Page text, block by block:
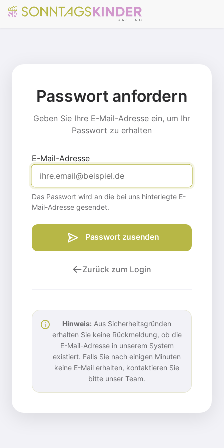
Passwort anfordern
Geben Sie Ihre E-Mail-Adresse ein, um Ihr
Passwort zu erhalten
E-Mail-Adresse
Das Passwort wird an die bei uns hinterlegte E-
Mail-Adresse gesendet.
Passwort zusenden
Zurück zum Login
Hinweis: Aus Sicherheitsgründen
erhalten Sie keine Rückmeldung, ob die
E-Mail-Adresse in unserem System
existiert. Falls Sie nach einigen Minuten
keine E-Mail erhalten, kontaktieren Sie
bitte unser Team.